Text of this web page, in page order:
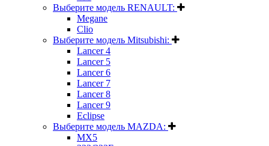
Выберите модель RENAULT:
Megane
Clio
Выберите модель Mitsubishi:
Lancer 4
Lancer 5
Lancer 6
Lancer 7
Lancer 8
Lancer 9
Eclipse
Выберите модель MAZDA:
MX5